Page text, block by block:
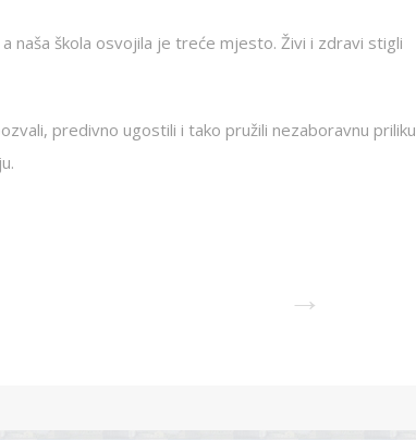
naša škola osvojila je treće mjesto. Živi i zdravi stigli
predivno ugostili i tako pružili nezaboravnu priliku